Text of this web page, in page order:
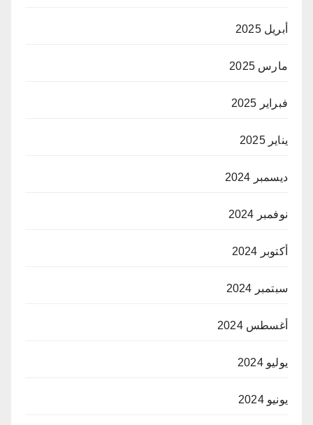
أبريل 2025
مارس 2025
فبراير 2025
يناير 2025
ديسمبر 2024
نوفمبر 2024
أكتوبر 2024
سبتمبر 2024
أغسطس 2024
يوليو 2024
يونيو 2024